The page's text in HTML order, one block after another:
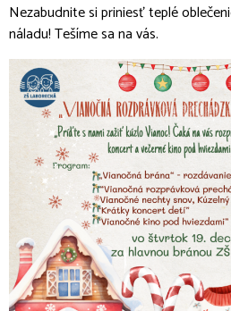
Nezabudnite si priniesť teplé
náladu! Tešíme sa na vás.